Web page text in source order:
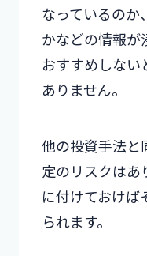
なっているのか
かなどの情報が
おすすめしない
ありません。
他の投資手法と
定のリスクはあ
に付けておけば
られます。